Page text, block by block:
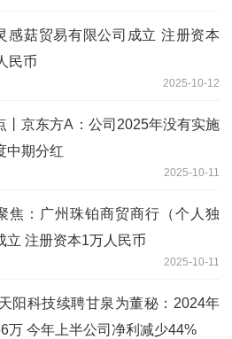
感菇贸易有限公司成立 注册资本
民币
2025-10-12
丨京东方A：公司2025年没有实施
中期分红
2025-10-11
焦：广州珠铂商贸商行（个人独
立 注册资本1万人民币
2025-10-11
阳科技续聘甘泉为董秘：2024年
万 今年上半公司净利减少44%